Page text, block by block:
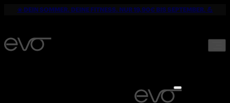
☀️ DEIN SOMMER. DEINE FITNESS. NUR 19,90€ BIS SEPTEMBER. 💪